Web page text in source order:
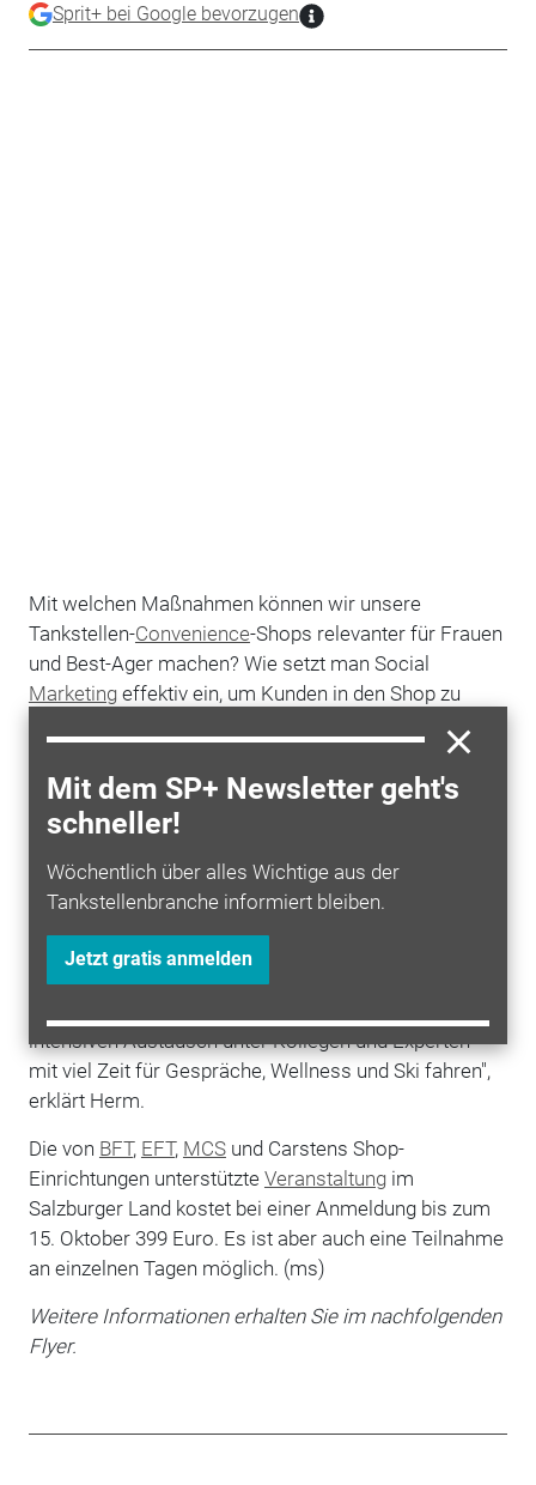
Sprit+ bei Google bevorzugen
Mit dem SP+ Newsletter geht's
schneller!
Wöchentlich über alles Wichtige aus der
Tankstellenbranche informiert bleiben.
Jetzt gratis anmelden
Mit welchen Maßnahmen können wir unsere
Tankstellen-Convenience-Shops relevanter für Frauen
und Best-Ager machen? Wie setzt man Social
Marketingeffektiv ein, um Kunden in den Shop zu
Winter Convenience Forum vom 11. bis 14. März in
Leogang beantworten.
Bei der von Tankstellenunternehmer Peter Herm
organisierten Tagung gehe es darum, in entspannter
Atmosphäre Einblick in die Zukunft des
Convenience-Forum bietet Ihnen die einzigartige
Möglichkeit, Informationen über zukünftige
intensiven Austausch unter Kollegen und Experten -
mit viel Zeit für Gespräche, Wellness und Ski fahren",
erklärt Herm.
Die von BFT, EFT, MCSund Carstens Shop-
Einrichtungen unterstützte Veranstaltungim
Salzburger Land kostet bei einer Anmeldung bis zum
15. Oktober 399 Euro. Es ist aber auch eine Teilnahme
an einzelnen Tagen möglich. (ms)
Weitere Informationen erhalten Sie im nachfolgenden
Flyer.